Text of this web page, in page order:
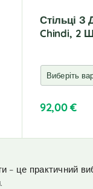
Стільці З
Chindi, 2
92,00€
l
– це практичний